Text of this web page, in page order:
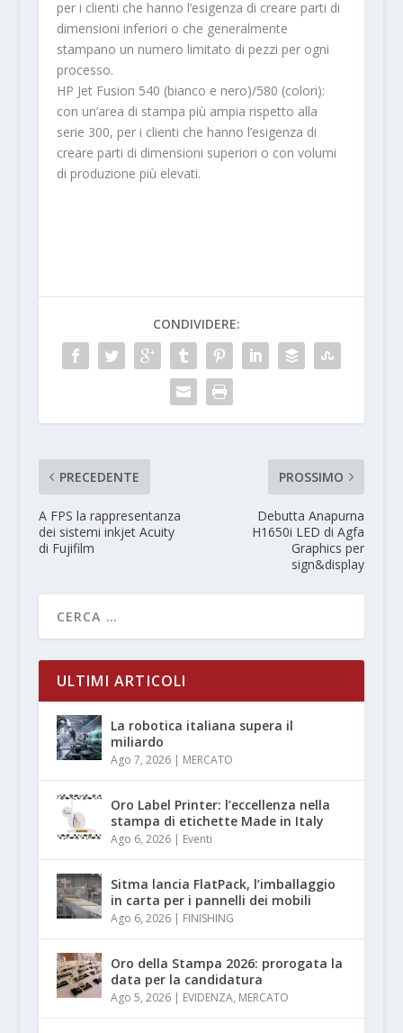
per i clienti che hanno l’esigenza di creare parti di
dimensioni inferiori o che generalmente
stampano un numero limitato di pezzi per ogni
processo.
HP Jet Fusion 540 (bianco e nero)/580 (colori):
con un’area di stampa più ampia rispetto alla
serie 300, per i clienti che hanno l’esigenza di
creare parti di dimensioni superiori o con volumi
di produzione più elevati.
CONDIVIDERE:
PRECEDENTE
A FPS la rappresentanza
dei sistemi inkjet Acuity
di Fujifilm
PROSSIMO
Debutta Anapurna
H1650i LED di Agfa
Graphics per
sign&display
ULTIMI ARTICOLI
La robotica italiana supera il
miliardo
Ago 7, 2026| MERCATO
Oro Label Printer: l’eccellenza nella
stampa di etichette Made in Italy
Ago 6, 2026| Eventi
Sitma lancia FlatPack, l’imballaggio
in carta per i pannelli dei mobili
Ago 6, 2026| FINISHING
Oro della Stampa 2026: prorogata la
data per la candidatura
Ago 5, 2026| EVIDENZA, MERCATO